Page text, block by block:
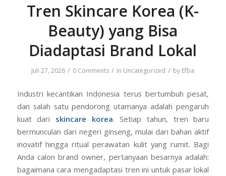
Tren Skincare Korea (K-
Beauty) yang Bisa
Diadaptasi Brand Lokal
Juli 27, 2026 / 0 Comments / in Uncategorized / by Efba
Industri kecantikan Indonesia terus bertumbuh pesat,
dan salah satu pendorong utamanya adalah pengaruh
kuat dari skincare korea. Setiap tahun, tren baru
bermunculan dari negeri ginseng, mulai dari bahan aktif
inovatif hingga ritual perawatan kulit yang rumit. Bagi
Anda calon brand owner, pertanyaan besarnya adalah:
bagaimana cara mengadaptasi tren ini untuk pasar lokal